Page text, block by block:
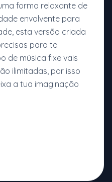
forma relaxante de
envolvente para
esta versão criada
para te
de música fixe vais
ilimitadas, por isso
a tua imaginação